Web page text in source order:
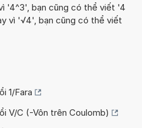
'4^3', bạn cũng có thể viết '4
vì '√4', bạn cũng có thể viết
1/Fara
V/C (-Vôn trên Coulomb)